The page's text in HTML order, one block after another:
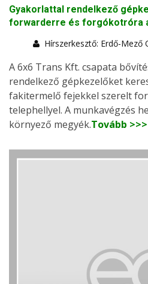
Gyakorlattal rendelkező
forwarderre és forgókotróra
Hírszerkesztő: Erdő-Mező
A 6x6 Trans Kft. csapata
rendelkező gépkezelőket
fakitermelő fejekkel szerelt
telephellyel. A munkavégzés
környező megyék.Tovább >>>